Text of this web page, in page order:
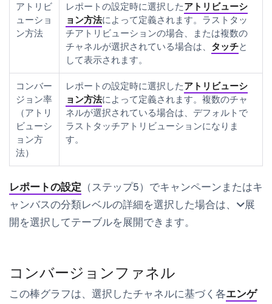
アトリビ
ューショ
ン方法
レポートの設定時に選択したアトリビューシ
ョン方法によって定義されます。ラストタッ
チアトリビューションの場合、または複数の
チャネルが選択されている場合は、 タッチと
して表示されます。
コンバー
ジョン率
（アトリ
ビューシ
ョン方
法）
レポートの設定時に選択したアトリビューシ
ョン方法によって定義されます。複数のチャ
ネルが選択されている場合は、デフォルトで
ラストタッチアトリビューションになりま
す。
レポートの設定 （ステップ5）でキャンペーンまたはキ
ャンバスの分類レベルの詳細を選択した場合は、
展
開を選択してテーブルを展開できます。
コンバージョンファネル
この棒グラフは、選択したチャネルに基づく各エンゲ